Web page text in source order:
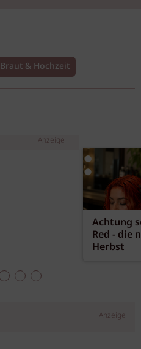
Braut & Hochzeit
Anzeige
Achtung
Red - die
Herbst
Anzeige